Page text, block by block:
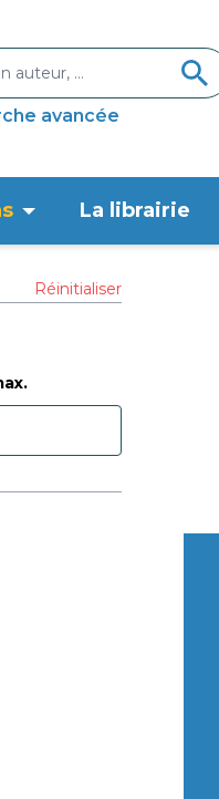
avancée
La librairie
Réinitialiser